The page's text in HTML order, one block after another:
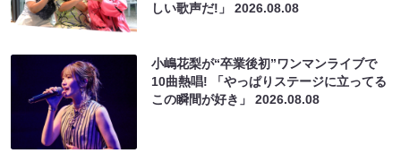
しい歌声だ!」2026.08.08
小嶋花梨が“卒業後初”ワンマンライブで
10曲熱唱! 「やっぱりステージに立ってる
この瞬間が好き」2026.08.08